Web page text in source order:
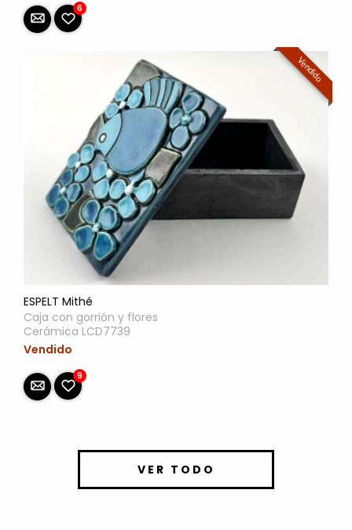
6
Vendido
ESPELT Mithé
Caja con gorrión y flores
Cerámica LCD7739
Vendido
9
VER TODO